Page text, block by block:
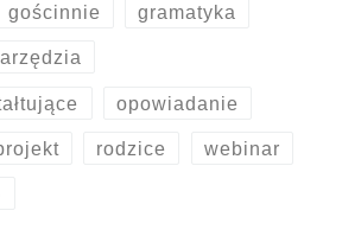
gościnnie gramatyka
opowiadanie
rodzice webinar